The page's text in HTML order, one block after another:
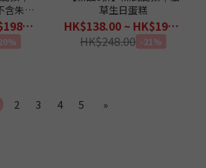
含朱古
HK$88.00 ~ HK$198.00
草生日蛋糕
HK$138.00 ~ HK$198.00
HK$248.00 -21%
2 3 4 5 »